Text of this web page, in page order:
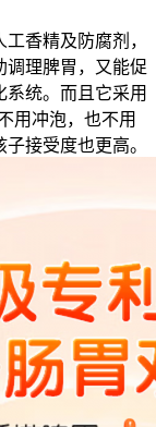
香精及防腐剂，
调理脾胃，又能促
统。而且它采用
用冲泡，也不用
接受度也更高。